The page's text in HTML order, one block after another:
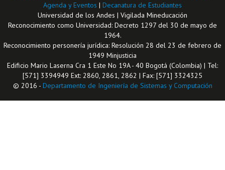
Agenda y Eventos | Decanatura de Estudiantes
Universidad de los Andes | Vigilada Mineducación
Reconocimiento como Universidad: Decreto 1297 del 30 de mayo de
1964.
Reconocimiento personería jurídica: Resolución 28 del 23 de febrero de
1949 Minjusticia
Edificio Mario Laserna Cra 1 Este No 19A - 40 Bogotá (Colombia) | Tel:
[571] 3394949 Ext: 2860, 2861, 2862 | Fax: [571] 3324325
© 2016 - Departamento de Ingeniería de Sistemas y Computación